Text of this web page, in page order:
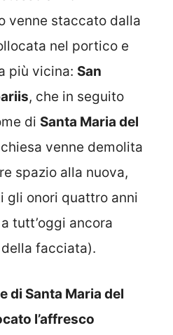
venne staccato dalla
nel portico e
più vicina: San
, che in seguito
di Santa Maria del
venne demolita
spazio alla nuova,
gli onori quattro anni
tutt’oggi ancora
facciata).
di Santa Maria del
l’affresco